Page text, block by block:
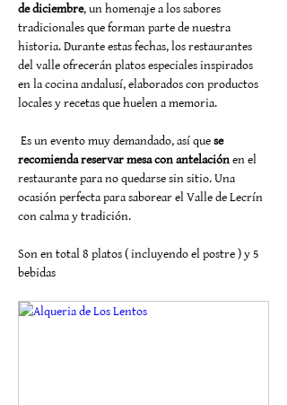
de diciembre, un homenaje a los sabores
tradicionales que forman parte de nuestra
historia. Durante estas fechas, los restaurantes
del valle ofrecerán platos especiales inspirados
en la cocina andalusí, elaborados con productos
locales y recetas que huelen a memoria.
Es un evento muy demandado, así que se
recomienda reservar mesa con antelación en el
restaurante para no quedarse sin sitio. Una
ocasión perfecta para saborear el Valle de Lecrín
con calma y tradición.
Son en total 8 platos ( incluyendo el postre ) y 5
bebidas